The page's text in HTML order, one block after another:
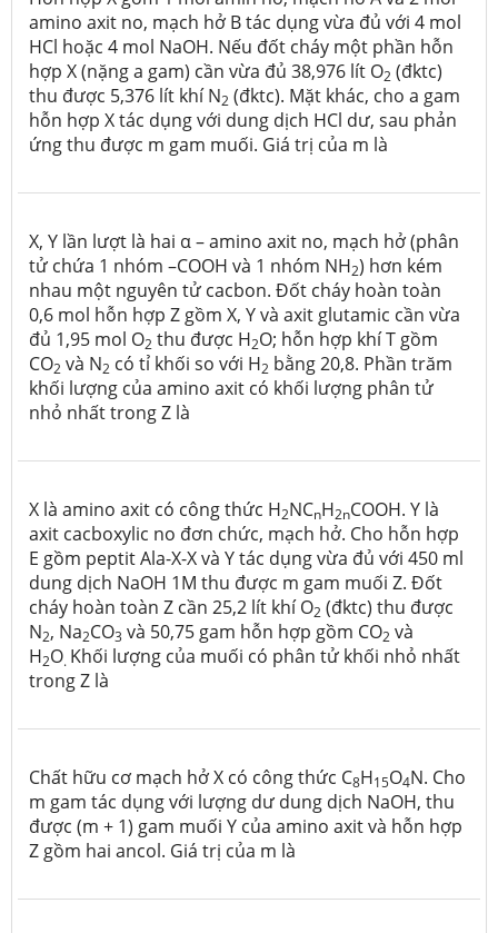
amino axit no, mạch hở B tác dụng vừa đủ với 4 mol
HCl hoặc 4 mol NaOH. Nếu đốt cháy một phần hỗn
hợp X (nặng a gam) cần vừa đủ 38,976 lít O2 (đktc)
thu được 5,376 lít khí N2 (đktc). Mặt khác, cho a gam
hỗn hợp X tác dụng với dung dịch HCl dư, sau phản
ứng thu được m gam muối. Giá trị của m là
X, Y lần lượt là hai α – amino axit no, mạch hở (phân
tử chứa 1 nhóm –COOH và 1 nhóm NH2) hơn kém
nhau một nguyên tử cacbon. Đốt cháy hoàn toàn
0,6 mol hỗn hợp Z gồm X, Y và axit glutamic cần vừa
đủ 1,95 mol O2 thu được H2O; hỗn hợp khí T gồm
CO2 và N2 có tỉ khối so với H2 bằng 20,8. Phần trăm
khối lượng của amino axit có khối lượng phân tử
nhỏ nhất trong Z là
X là amino axit có công thức H2NCnH2nCOOH. Y là
axit cacboxylic no đơn chức, mạch hở. Cho hỗn hợp
E gồm peptit Ala-X-X và Y tác dụng vừa đủ với 450 ml
dung dịch NaOH 1M thu được m gam muối Z. Đốt
cháy hoàn toàn Z cần 25,2 lít khí O2 (đktc) thu được
N2, Na2CO3 và 50,75 gam hỗn hợp gồm CO2 và
H2O. Khối lượng của muối có phân tử khối nhỏ nhất
trong Z là
Chất hữu cơ mạch hở X có công thức C8H15O4N. Cho
m gam tác dụng với lượng dư dung dịch NaOH, thu
được (m + 1) gam muối Y của amino axit và hỗn hợp
Z gồm hai ancol. Giá trị của m là